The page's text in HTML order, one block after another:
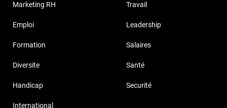
Marketing RH
Emploi
Formation
Diversite
Handicap
International
Travail
Leadership
Salaires
Santé
Securité